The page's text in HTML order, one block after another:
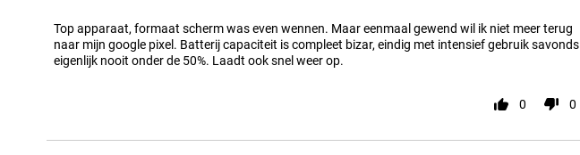
Top apparaat, formaat scherm was even wennen. Maar eenmaal gewend wil ik niet meer terug
naar mijn google pixel. Batterij capaciteit is compleet bizar, eindig met intensief gebruik savonds
eigenlijk nooit onder de 50%. Laadt ook snel weer op.
0 0